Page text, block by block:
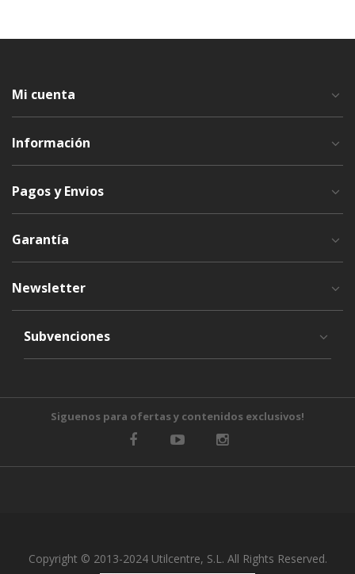
Mi cuenta
Información
Pagos y Envios
Garantía
Newsletter
Subvenciones
Siguenos para ofertas y contenidos exclusivos!
Copyright © 2013-2024 Utilcentre, S.L. All Rights Reserved.